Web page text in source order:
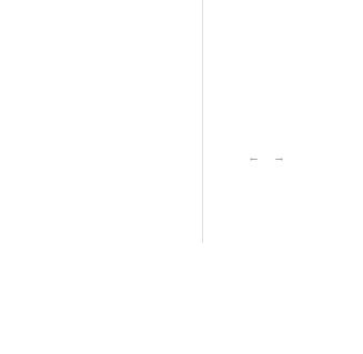
← →